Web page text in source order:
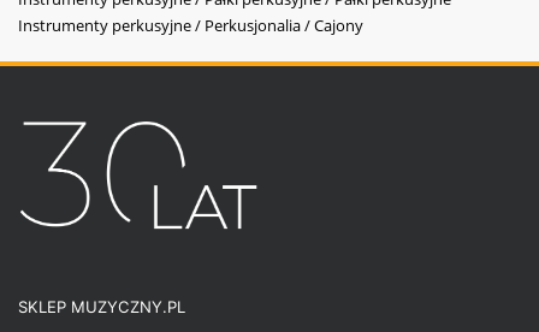
Instrumenty perkusyjne / Perkusjonalia / Cajony
SKLEP MUZYCZNY.PL